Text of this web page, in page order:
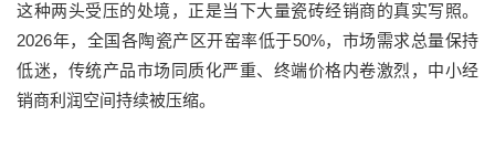
这种两头受压的处境，正是当下大量瓷砖经销商的真实写照。
2026年，全国各陶瓷产区开窑率低于50%，市场需求总量保持
低迷，传统产品市场同质化严重、终端价格内卷激烈，中小经
销商利润空间持续被压缩。